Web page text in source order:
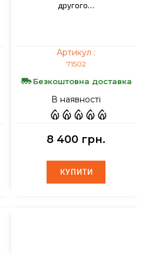
другого…
Артикул :
71502
Безкоштовна доставка
В наявності
8 400 грн.
КУПИТИ
КУПИТИ